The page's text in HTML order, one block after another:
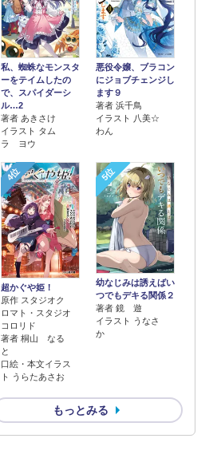
私、蜘蛛なモンスタ
ーをテイムしたの
で、スパイダーシ
ル…2
著者 あきさけ
イラスト タム
ラ ヨウ
悪役令嬢、ブラコン
にジョブチェンジし
ます９
著者 浜千鳥
イラスト 八美☆
わん
4位
超かぐや姫！
原作 スタジオク
ロマト・スタジオ
コロリド
著者 桐山 なる
と
口絵・本文イラス
ト うらたあさお
5位
幼なじみは誘えばい
つでもデキる関係２
著者 鏡 遊
イラスト うなさ
か
もっとみる